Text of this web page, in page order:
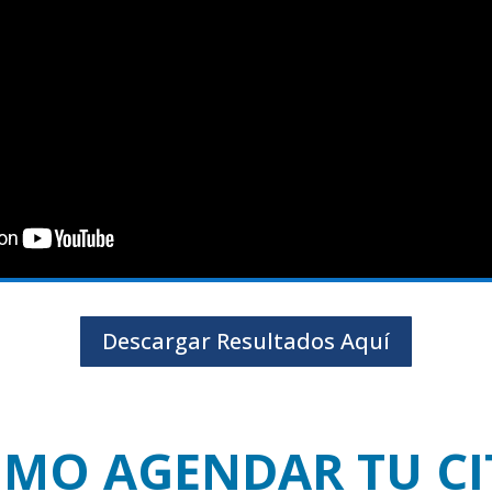
Descargar Resultados Aquí
AGENDAR TU